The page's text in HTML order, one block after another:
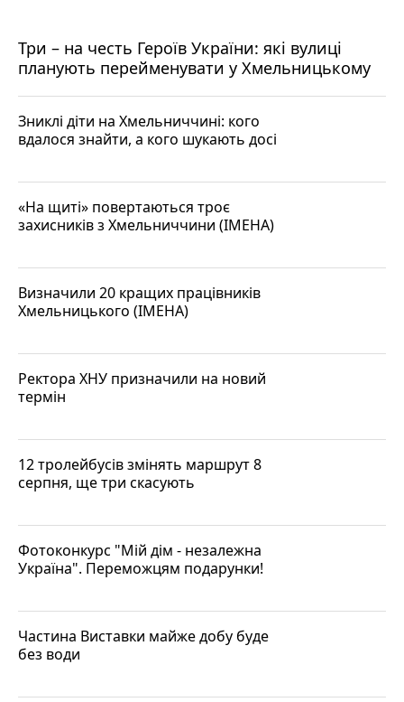
Три – на честь Героїв України: які вулиці
планують перейменувати у Хмельницькому
Зниклі діти на Хмельниччині: кого
вдалося знайти, а кого шукають досі
«На щиті» повертаються троє
захисників з Хмельниччини (ІМЕНА)
Визначили 20 кращих працівників
Хмельницького (ІМЕНА)
Ректора ХНУ призначили на новий
термін
12 тролейбусів змінять маршрут 8
серпня, ще три скасують
Фотоконкурс "Мій дім - незалежна
Україна". Переможцям подарунки!
Частина Виставки майже добу буде
без води